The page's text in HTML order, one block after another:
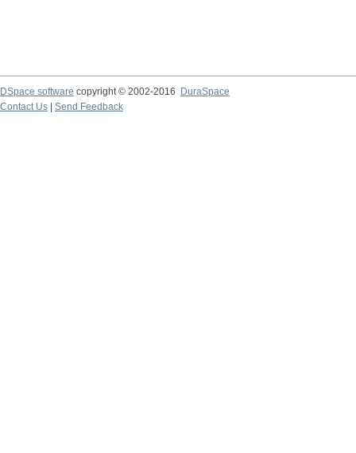
DSpace software copyright © 2002-2016
DuraSpace
Contact Us
Send Feedback